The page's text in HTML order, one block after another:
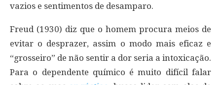
vazios e sentimentos de desamparo.
Freud (1930) diz que o homem procura meios de
evitar o desprazer, assim o modo mais eficaz e
“grosseiro” de não sentir a dor seria a intoxicação.
Para o dependente químico é muito difícil falar